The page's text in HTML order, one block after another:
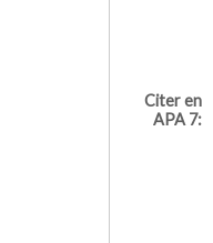
Citer en
APA 7: